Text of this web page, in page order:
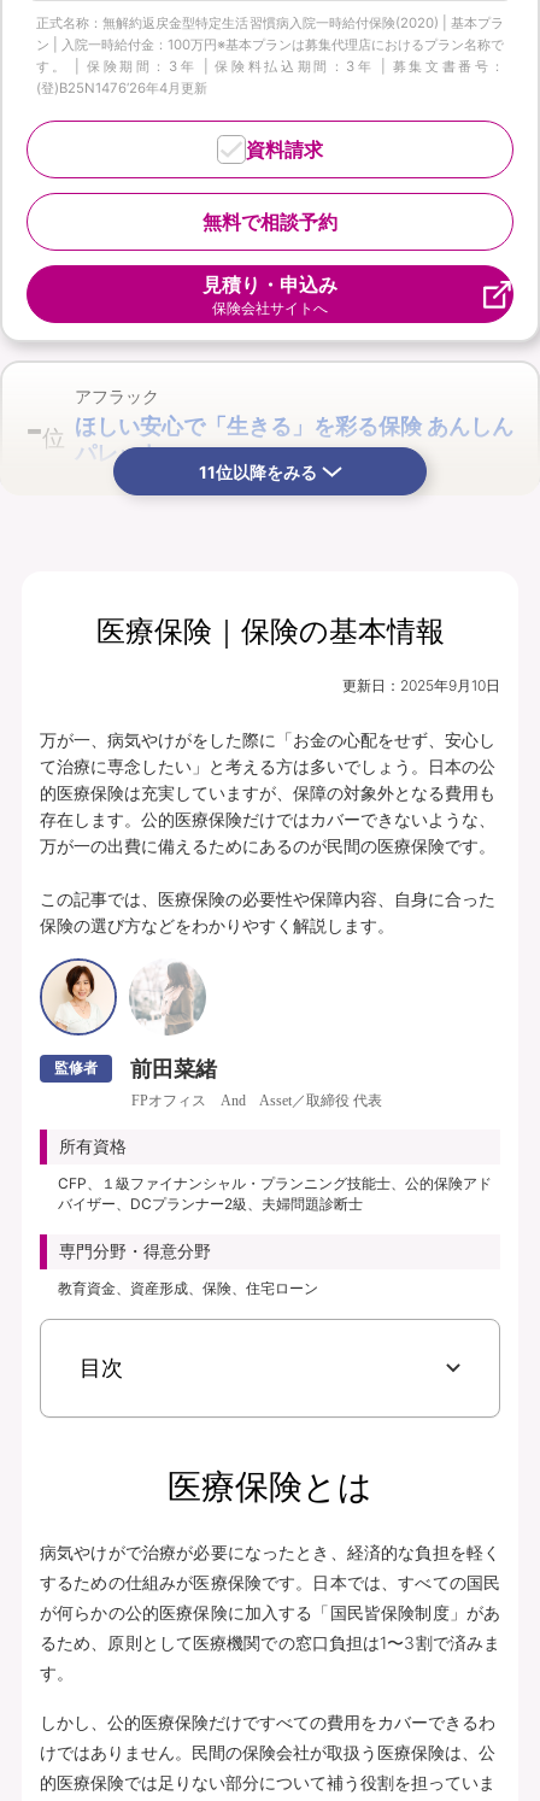
正式名称：無解約返戻金型特定生活習慣病入院一時給付保険(2020) | 基本プラ
ン | 入院一時給付金：100万円※基本プランは募集代理店におけるプラン名称で
す。 | 保険期間：3年 | 保険料払込期間：3年 | 募集文書番号：
(登)B25N1476‘26年4月更新
無料で相談予約
資料請求
見積り・申込み
保険会社サイトへ
-位
アフラック
ほしい安心で「生きる」を彩る保険 あんしん
パレット
月払保険料 保険期間
終身（総合先進医
プランの中身を見る
入院・手術・放射線治療、通院・先進医療
に備えられます。
豊富な特約ラインナップからお客さまのニ
ーズに合わせて保障を充実させることがで
きます。
あんしんパレット｜ていばん医療｜保険料払方タイプ：定額タイプ｜個別取扱
｜入院給付金日額5,000円（60日型）、通院給付金日額5,000円、手術・放射
線治療給付金特約 5万円(外来手術給付割合：100％)、総合先進医療特約付
き、保険料払込免除特約なし、初期入院10日給付特則付き、三大疾病支払日数
無制限延長特則付き | | 保険期間：終身（総合先進医療特約は10年） | 保険料
払込期間：終身（総合先進医療特約は10年） | 募集文書番号：AFH277-
2025-0355 2月17日(280217)
無料で相談予約
資料請求
11位以降をみる
医療保険｜保険の基本情報
更新日： 2025年9月10日
万が一、病気やけがをした際に「お金の心配をせず、安心し
て治療に専念したい」と考える方は多いでしょう。日本の公
的医療保険は充実していますが、保障の対象外となる費用も
存在します。公的医療保険だけではカバーできないような、
万が一の出費に備えるためにあるのが民間の医療保険です。
この記事では、医療保険の必要性や保障内容、自身に合った
保険の選び方などをわかりやすく解説します。
監修者 前田菜緒
FPオフィス And Asset／取締役 代表
所有資格
CFP、１級ファイナンシャル・プランニング技能士、公的保険アド
バイザー、DCプランナー2級、夫婦問題診断士
専門分野・得意分野
教育資金、資産形成、保険、住宅ローン
目次
医療保険とは
病気やけがで治療が必要になったとき、経済的な負担を軽く
するための仕組みが医療保険です。日本では、すべての国民
が何らかの公的医療保険に加入する「国民皆保険制度」があ
るため、原則として医療機関での窓口負担は1〜3割で済みま
す。
しかし、公的医療保険だけですべての費用をカバーできるわ
けではありません。民間の保険会社が取扱う医療保険は、公
的医療保険では足りない部分について補う役割を担っていま